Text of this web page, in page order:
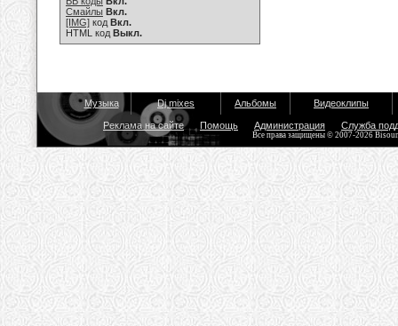
Смайлы Вкл.
[IMG] код Вкл.
HTML код Выкл.
Музыка Dj mixes Альбомы Видеоклипы
Реклама на сайте Помощь Администрация Служба
Все права защищены © 2007-2026